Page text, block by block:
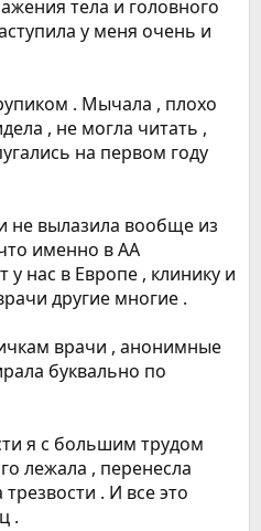
тела и головного
у меня очень и
. Мычала , плохо
, не могла читать ,
на первом году
не вылазила вообще из
именно в АА
у нас в Европе , клинику и
другие многие .
врачи , анонимные
буквально по
я с большим трудом
лежала , перенесла
. И все это
.